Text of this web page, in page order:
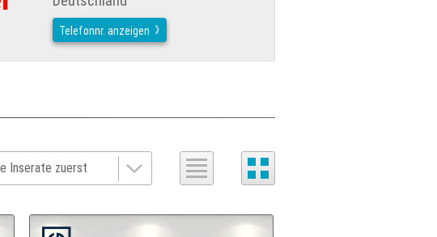
Telefonnr. anzeigen